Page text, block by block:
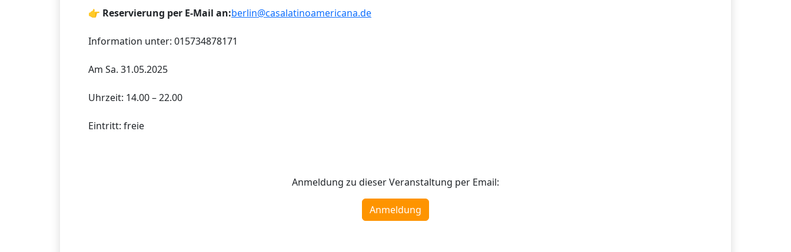
👉 Reservierung per E-Mail an:berlin@casalatinoamericana.de
Information unter: 015734878171
Am Sa. 31.05.2025
Uhrzeit: 14.00 – 22.00
Eintritt: freie
Anmeldung zu dieser Veranstaltung per Email:
Anmeldung